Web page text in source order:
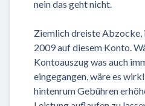
nein das geht nicht.
Ziemlich dreiste Abzocke,
2009 auf diesem Konto.
Kontoauszug was auch
eingegangen, wäre es
hintenrum Gebühren